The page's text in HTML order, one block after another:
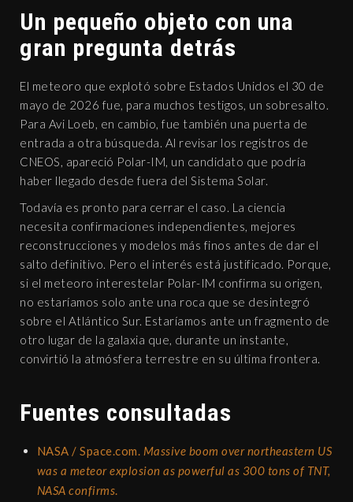
Un pequeño objeto con una
gran pregunta detrás
El meteoro que explotó sobre Estados Unidos el 30 de
mayo de 2026 fue, para muchos testigos, un sobresalto.
Para Avi Loeb, en cambio, fue también una puerta de
entrada a otra búsqueda. Al revisar los registros de
CNEOS, apareció Polar-IM, un candidato que podría
haber llegado desde fuera del Sistema Solar.
Todavía es pronto para cerrar el caso. La ciencia
necesita confirmaciones independientes, mejores
reconstrucciones y modelos más finos antes de dar el
salto definitivo. Pero el interés está justificado. Porque,
si el meteoro interestelar Polar-IM confirma su origen,
no estaríamos solo ante una roca que se desintegró
sobre el Atlántico Sur. Estaríamos ante un fragmento de
otro lugar de la galaxia que, durante un instante,
convirtió la atmósfera terrestre en su última frontera.
Fuentes consultadas
NASA / Space.com. Massive boom over northeastern US
was a meteor explosion as powerful as 300 tons of TNT,
NASA confirms.